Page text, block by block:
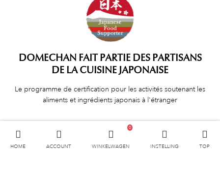
HOME ACCOUNT WINKELWAGEN
0
INSTELLING TOP
DOMECHAN FAIT PARTIE DES PARTISANS
DE LA CUISINE JAPONAISE
Le programme de certification pour les activités soutenant les
aliments et ingrédients japonais à l'étranger